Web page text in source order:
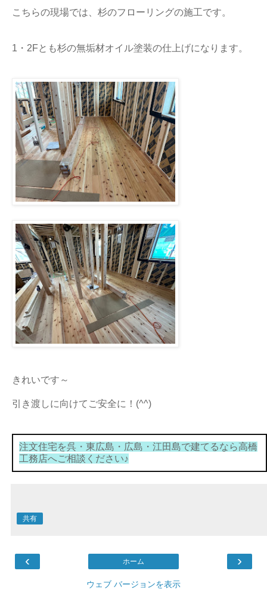
こちらの現場では、杉のフローリングの施工です。
1・2Fとも杉の無垢材オイル塗装の仕上げになります。
きれいです～
引き渡しに向けてご安全に！(^^)
注文住宅を呉・東広島・広島・江田島で建てるなら高橋
工務店へご相談ください♪
共有
‹ ›
ホーム
ウェブ バージョンを表示